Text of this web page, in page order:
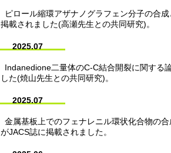
ピロール縮環アザナノグラフェン分子の合
掲載されました(高瀬先生との共同研究)。
2025.07
Indanedione二量体のC-C結合開裂に関する
した(焼山先生との共同研究)。
2025.07
金属基板上でのフェナレニル環状化合物の
がJACS誌に掲載されました。